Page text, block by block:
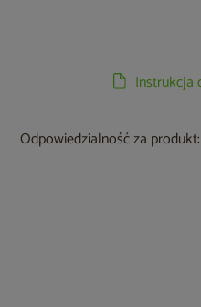
Instrukcja
Odpowiedzialność za